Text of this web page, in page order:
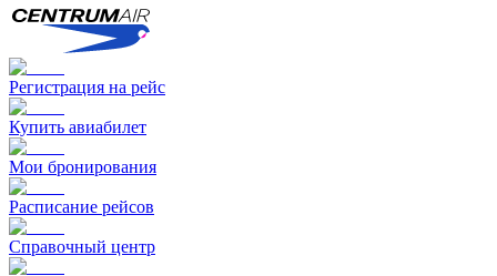
Регистрация на рейс
Купить авиабилет
Мои бронирования
Расписание рейсов
Справочный центр